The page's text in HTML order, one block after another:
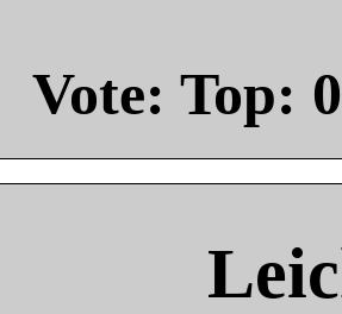
Vote: Top: 0